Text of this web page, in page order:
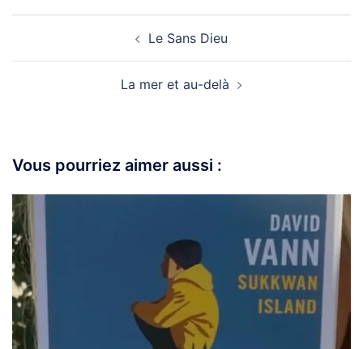
Le Sans Dieu
La mer et au-delà
Vous pourriez aimer aussi :